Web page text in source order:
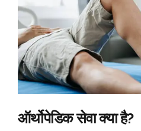
ऑर्थोपेडिक सेवा क्या है?